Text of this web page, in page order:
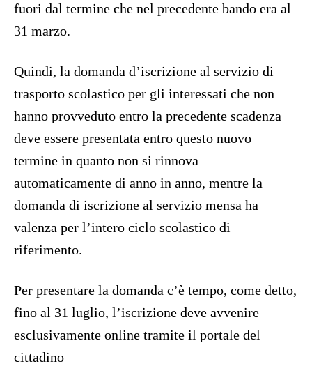
fuori dal termine che nel precedente bando era al
31 marzo.
Quindi, la domanda d’iscrizione al servizio di
trasporto scolastico per gli interessati che non
hanno provveduto entro la precedente scadenza
deve essere presentata entro questo nuovo
termine in quanto non si rinnova
automaticamente di anno in anno, mentre la
domanda di iscrizione al servizio mensa ha
valenza per l’intero ciclo scolastico di
riferimento.
Per presentare la domanda c’è tempo, come detto,
fino al 31 luglio, l’iscrizione deve avvenire
esclusivamente online tramite il portale del
cittadino